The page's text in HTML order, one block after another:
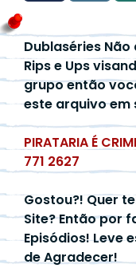
Dublaséries
Rips e Ups
grupo então
este arquivo
PIRATARIA É
771 2627
Gostou?! Quer
Site? Então por
Episódios! Leve
de Agradecer!